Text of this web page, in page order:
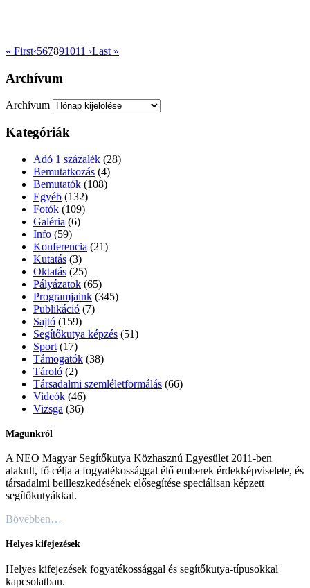
« First‹567891011 ›Last »
Archívum
Archívum
Kategóriák
Adó 1 százalék (28)
Bemutatkozás (4)
Bemutatók (108)
Egyéb (132)
Fotók (109)
Galéria (6)
Info (59)
Konferencia (21)
Kutatás (3)
Oktatás (25)
Pályázatok (65)
Programjaink (345)
Publikáció (7)
Sajtó (159)
Segítőkutya képzés (51)
Sport (17)
Támogatók (38)
Tároló (2)
Társadalmi szemléletformálás (66)
Videók (46)
Vizsga (36)
Magunkról
A NEO Magyar Segítőkutya Közhasznú Egyesület 2011-ben
alakult, fő célja a fogyatékossággal élő emberek érdekképviselete, és
társadalmi beilleszkedésének elősegítése speciálisan képzett
segítőkutyákkal.
Bővebben…
Helyes kifejezések
Helyes kifejezések fogyatékossággal és segítőkutya-típusokkal
kapcsolatban.